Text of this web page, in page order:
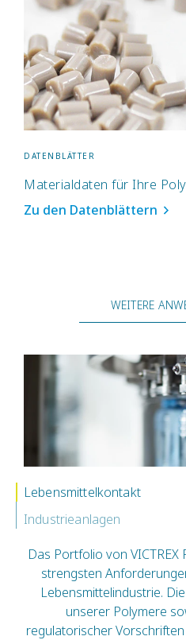
DATENBLÄTTER
Materialdaten für Ihre
Zu den Datenblättern
WEITERE
Lebensmittelkontakt
Industrieanlagen
Das Portfolio von
strengsten
Lebensmittelindustrie.
unserer Polymere
regulatorischer